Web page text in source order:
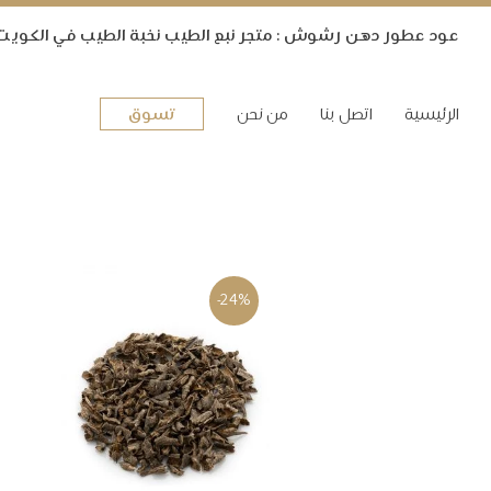
ﻋﻮﺩ ﻋﻄﻮﺭ ﺩﻫﻦ ﺭﺷﻮﺵ : متجر نبع الطيب ﻧﺨﺒﺔ ﺍﻟﻄﻴﺐ ﻓﻲ
ﺍﻟﺮﺋﻴﺴﻴﺔ ﺍﺗﺼﻞ ﺑﻨﺎ ﻣﻦ ﻧﺤﻦ ﺗﺴﻮﻕ
-24%